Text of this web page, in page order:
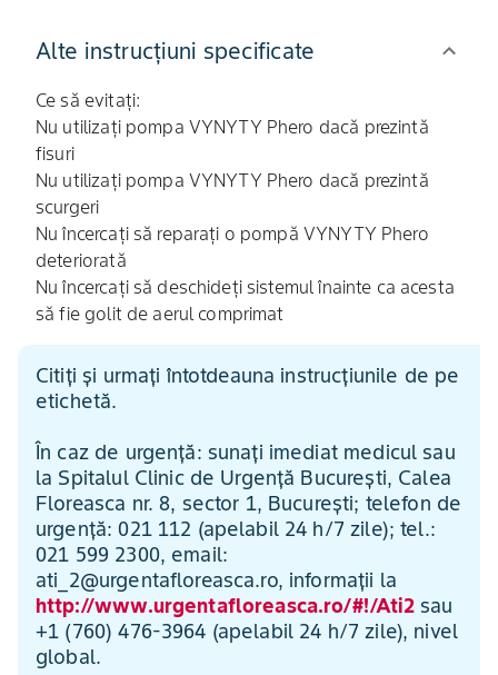
Alte instrucțiuni specificate
Ce să evitați:
Nu utilizați pompa VYNYTY Phero dacă prezintă
fisuri
Nu utilizați pompa VYNYTY Phero dacă prezintă
scurgeri
Nu încercați să reparați o pompă VYNYTY Phero
deteriorată
Nu încercați să deschideți sistemul înainte ca acesta
să fie golit de aerul comprimat
Citiți și urmați întotdeauna instrucțiunile de pe
etichetă.
În caz de urgență: sunați imediat medicul sau
la Spitalul Clinic de Urgență București, Calea
Floreasca nr. 8, sector 1, București; telefon de
urgență: 021 112 (apelabil 24 h/7 zile); tel.:
021 599 2300, email:
ati_2@urgentafloreasca.ro, informații la
http://www.urgentafloreasca.ro/#!/Ati2sau
+1 (760) 476-3964 (apelabil 24 h/7 zile), nivel
global.